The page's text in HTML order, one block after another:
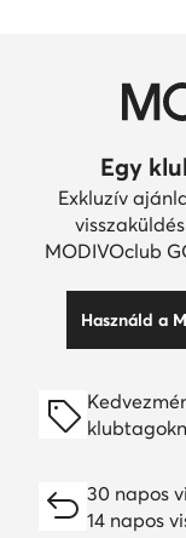
Egy
Exkluzív
MODIVOclub
Használd a
30 napos
14 napos